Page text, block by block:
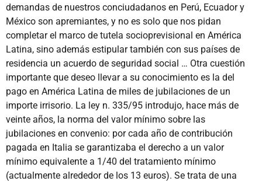
demandas de nuestros conciudadanos en Perú, Ecuador y
México son apremiantes, y no es solo que nos pidan
completar el marco de tutela socioprevisional en América
Latina, sino además estipular también con sus países de
residencia un acuerdo de seguridad social … Otra cuestión
importante que deseo llevar a su conocimiento es la del
pago en América Latina de miles de jubilaciones de un
importe irrisorio. La ley n. 335/95 introdujo, hace más de
veinte años, la norma del valor mínimo sobre las
jubilaciones en convenio: por cada año de contribución
pagada en Italia se garantizaba el derecho a un valor
mínimo equivalente a 1/40 del tratamiento mínimo
(actualmente alrededor de los 13 euros). Se trata de una